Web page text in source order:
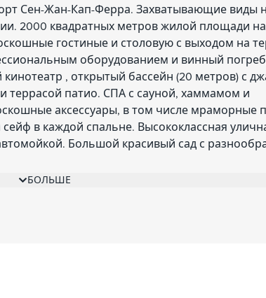
Сен-Жан-Кап-Ферра. Захватывающие виды
2000 квадратных метров жилой площади
гостиные и столовую с выходом на
оборудованием и винный
, открытый бассейн (20 метров) с
террасой патио. СПА с сауной, хаммамом и
аксессуары, в том числе мраморные
в каждой спальне. Высококлассная
Большой красивый сад с
машинами и сушилками.
БОЛЬШЕ